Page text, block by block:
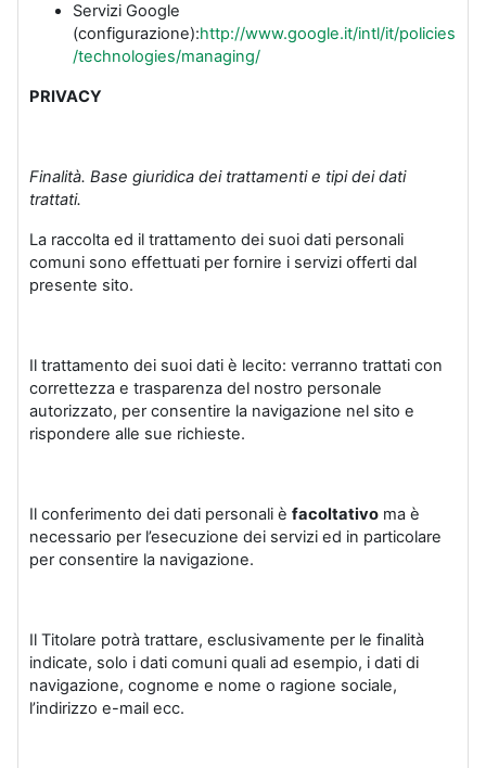
Servizi Google
(configurazione):http://www.google.it/intl/it/policies
/technologies/managing/
PRIVACY
Finalità. Base giuridica dei trattamenti e tipi dei dati
trattati.
La raccolta ed il trattamento dei suoi dati personali
comuni sono effettuati per fornire i servizi offerti dal
presente sito.
Il trattamento dei suoi dati è lecito: verranno trattati con
correttezza e trasparenza del nostro personale
autorizzato, per consentire la navigazione nel sito e
rispondere alle sue richieste.
Il conferimento dei dati personali è facoltativo ma è
necessario per l’esecuzione dei servizi ed in particolare
per consentire la navigazione.
Il Titolare potrà trattare, esclusivamente per le finalità
indicate, solo i dati comuni quali ad esempio, i dati di
navigazione, cognome e nome o ragione sociale,
l’indirizzo e-mail ecc.